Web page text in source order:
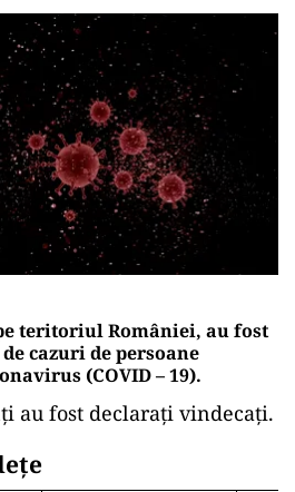
teritoriul României, au fost
cazuri de persoane
(COVID – 19).
au fost declarați vindecați.